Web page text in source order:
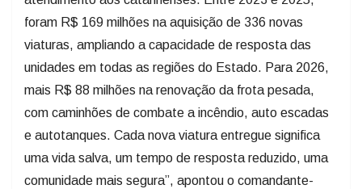
foram R$ 169 milhões na aquisição de 336 novas
viaturas, ampliando a capacidade de resposta das
unidades em todas as regiões do Estado. Para 2026,
mais R$ 88 milhões na renovação da frota pesada,
com caminhões de combate a incêndio, auto escadas
e autotanques. Cada nova viatura entregue significa
uma vida salva, um tempo de resposta reduzido, uma
comunidade mais segura”, apontou o comandante-